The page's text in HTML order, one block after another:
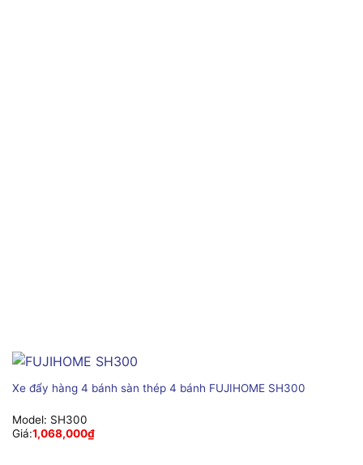
Xe đẩy hàng 4 bánh sàn thép 4 bánh FUJIHOME SH300
Model: SH300
Giá:1,068,000₫